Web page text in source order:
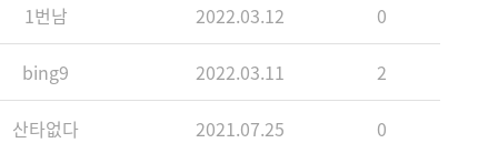
1번남 2022.03.12 0
bing9 2022.03.11 2
산타없다 2021.07.25 0